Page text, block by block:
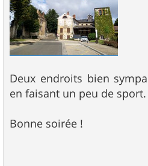
Deux endroits bien
en faisant un peu de sport.
Bonne soirée !